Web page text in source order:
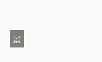
景